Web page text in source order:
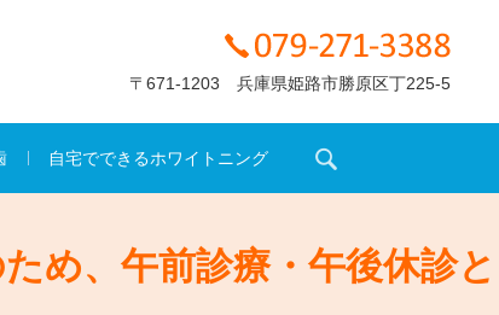
〒671-1203 兵庫県姫路市勝原区丁225-5
自宅でできるホワイトニング
め、午前診療・午後休診と